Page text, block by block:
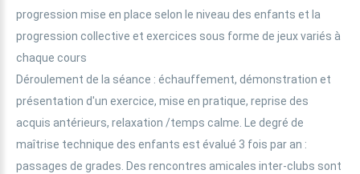
progression mise en place selon le niveau des enfants et la
progression collective et exercices sous forme de jeux variés à
chaque cours
Déroulement de la séance : échauffement, démonstration et
présentation d'un exercice, mise en pratique, reprise des
acquis antérieurs, relaxation /temps calme. Le degré de
maîtrise technique des enfants est évalué 3 fois par an :
passages de grades. Des rencontres amicales inter-clubs sont